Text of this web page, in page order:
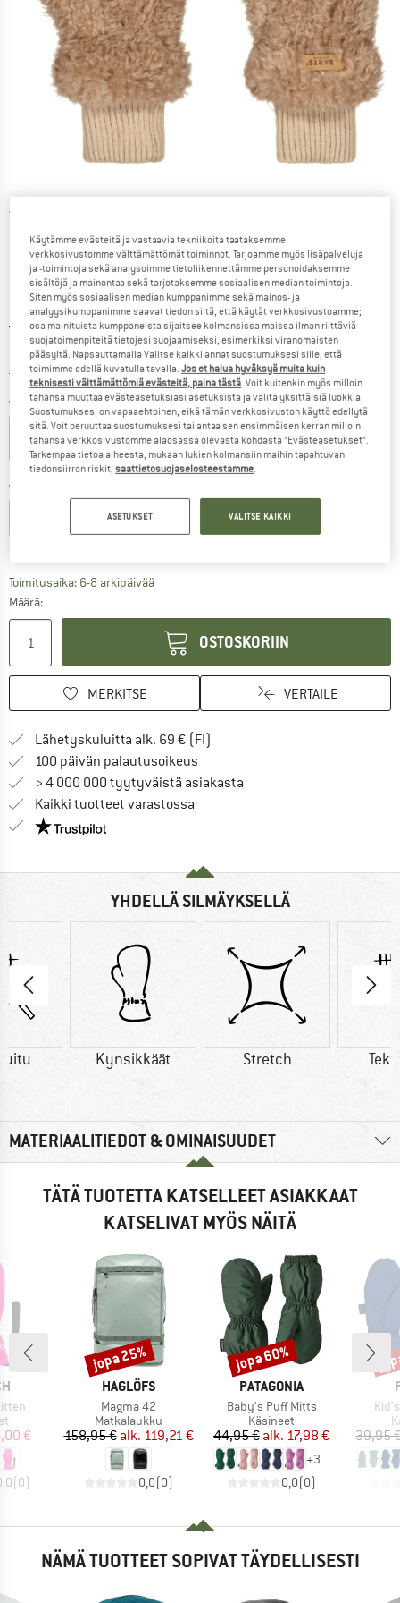
Yksityiskohtaiset tiedot
Alkuperäinen hinta :
39,95€
Hinta:
15,98€ sis. alv
lisätään LähetyskulutTietoa lähetyskuluista. Avautuu tietokentässä
Väri:Light Brown
60% 60%
Valitse koko:
Toimitusaika: 6-8 arkipäivääLinkki avautuu tietokentässä ja sisältää
Määrä:
OSTOSKORIIN
MERKITSE VERTAILE
Lähetyskuluitta alk. 69 € (FI)
100 päivän palautusoikeus
> 4 000 000 tyytyväistä asiakasta
Kaikki tuotteet varastossa
Meillä on Trustpilot -sertifiointi - lue lisää tästä!
YHDELLÄ SILMÄYKSELLÄ
Kynsikkäät Stretch
MATERIAALITIEDOT & OMINAISUUDET
TÄTÄ TUOTETTA KATSELLEET ASIAKKAAT
KATSELIVAT MYÖS NÄITÄ
hinta
€
(0)
MERKKI
HAGLÖFS
Tuote
Magma 42
Tuoteryhmä
Matkalaukku
Hinta
158,95 € Alennettu hinta
alk. 119,21 €
0,0(0)
Alennus
jopa 25%
MERKKI
PATAGONIA
Tuote
Baby's Puff Mitts
Tuoteryhmä
Käsineet
Hinta
44,95 € Alennettu hinta
alk. 17,98 €
+3
0,0(0)
Alennus
jopa 60%
Tuote
39,95
NÄMÄ TUOTTEET SOPIVAT TÄYDELLISESTI
Käytämme evästeitä ja vastaavia tekniikoita taataksemme
verkkosivustomme välttämättömät toiminnot. Tarjoamme myös lisäpalveluja
ja -toimintoja sekä analysoimme tietoliikennettämme personoidaksemme
sisältöjä ja mainontaa sekä tarjotaksemme sosiaalisen median toimintoja.
Siten myös sosiaalisen median kumppanimme sekä mainos- ja
analyysikumppanimme saavat tiedon siitä, että käytät verkkosivustoamme;
osa mainituista kumppaneista sijaitsee kolmansissa maissa ilman riittäviä
suojatoimenpiteitä tietojesi suojaamiseksi, esimerkiksi viranomaisten
pääsyltä. Napsauttamalla Valitse kaikki annat suostumuksesi sille, että
toimimme edellä kuvatulla tavalla.Jos et halua hyväksyä muita kuin
teknisesti välttämättömiä evästeitä, paina tästä . Voit kuitenkin myös milloin
tahansa muuttaa evästeasetuksiasi asetuksista ja valita yksittäisiä luokkia.
Suostumuksesi on vapaaehtoinen, eikä tämän verkkosivuston käyttö edellytä
sitä. Voit peruuttaa suostumuksesi tai antaa sen ensimmäisen kerran milloin
tahansa verkkosivustomme alaosassa olevasta kohdasta ”Evästeasetukset”.
Tarkempaa tietoa aiheesta, mukaan lukien kolmansiin maihin tapahtuvan
tiedonsiirron riskit,saattietosuojaselosteestamme
ASETUKSET VALITSE KAIKKI